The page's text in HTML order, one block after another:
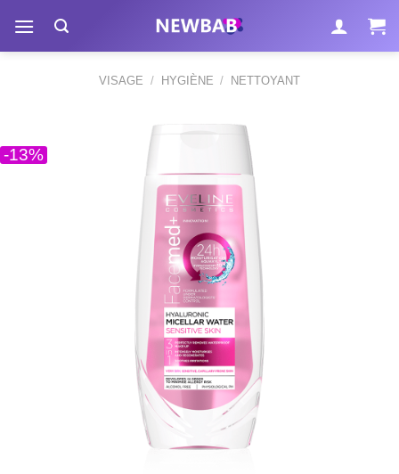
contenu
VISAGE / HYGIÈNE / NETTOYANT
-13%